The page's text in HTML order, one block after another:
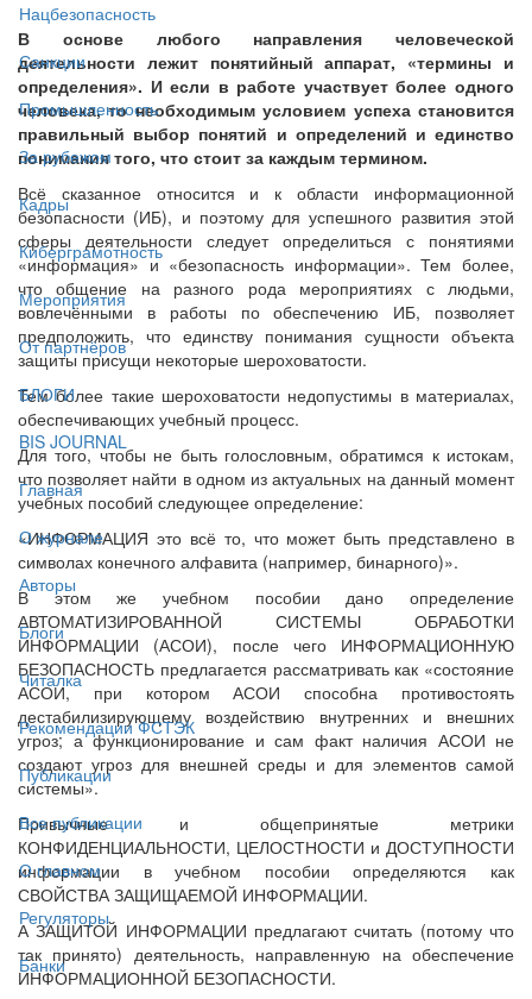
Нацбезопасность
Санкции
Промышленность
За рубежом
Кадры
Киберграмотность
Мероприятия
От партнёров
БЛОГИ
BIS JOURNAL
Главная
О журнале
Авторы
Блоги
Читалка
Рекомендации ФСТЭК
Публикации
Все публикации
О главном
Регуляторы
Банки
В основе любого направления человеческой
деятельности лежит понятийный аппарат, «термины и
определения». И если в работе участвует более одного
человека, то необходимым условием успеха становится
правильный выбор понятий и определений и единство
понимания того, что стоит за каждым термином.
Всё сказанное относится и к области информационной
безопасности (ИБ), и поэтому для успешного развития этой
сферы деятельности следует определиться с понятиями
«информация» и «безопасность информации». Тем более,
что общение на разного рода мероприятиях с людьми,
вовлечёнными в работы по обеспечению ИБ, позволяет
предположить, что единству понимания сущности объекта
защиты присущи некоторые шероховатости.
Тем более такие шероховатости недопустимы в материалах,
обеспечивающих учебный процесс.
Для того, чтобы не быть голословным, обратимся к истокам,
что позволяет найти в одном из актуальных на данный момент
учебных пособий следующее определение:
«ИНФОРМАЦИЯ это всё то, что может быть представлено в
символах конечного алфавита (например, бинарного)».
В этом же учебном пособии дано определение
АВТОМАТИЗИРОВАННОЙ СИСТЕМЫ ОБРАБОТКИ
ИНФОРМАЦИИ (АСОИ), после чего ИНФОРМАЦИОННУЮ
БЕЗОПАСНОСТЬ предлагается рассматривать как «состояние
АСОИ, при котором АСОИ способна противостоять
дестабилизирующему воздействию внутренних и внешних
угроз; а функционирование и сам факт наличия АСОИ не
создают угроз для внешней среды и для элементов самой
системы».
Привычные и общепринятые метрики
КОНФИДЕНЦИАЛЬНОСТИ, ЦЕЛОСТНОСТИ и ДОСТУПНОСТИ
информации в учебном пособии определяются как
СВОЙСТВА ЗАЩИЩАЕМОЙ ИНФОРМАЦИИ.
А ЗАЩИТОЙ ИНФОРМАЦИИ предлагают считать (потому что
так принято) деятельность, направленную на обеспечение
ИНФОРМАЦИОННОЙ БЕЗОПАСНОСТИ.